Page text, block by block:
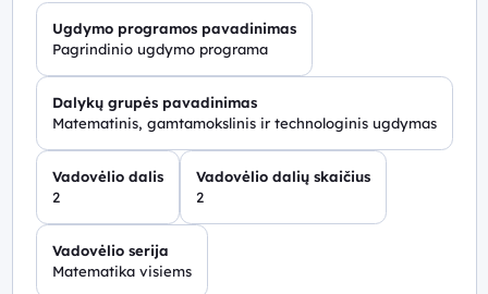
Ugdymo programos pavadinimas
Pagrindinio ugdymo programa
Dalykų grupės pavadinimas
Matematinis, gamtamokslinis ir technologinis ugdymas
Vadovėlio dalis
2
Vadovėlio dalių skaičius
2
Vadovėlio serija
Matematika visiems